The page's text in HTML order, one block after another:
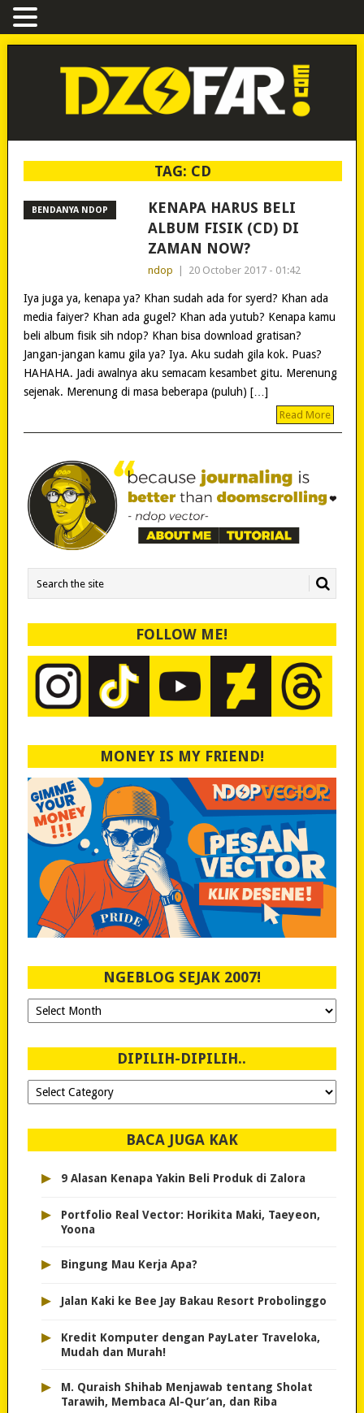
TAG: CD
BENDANYA NDOP
KENAPA HARUS BELI
ALBUM FISIK (CD) DI
ZAMAN NOW?
ndop 20 October 2017 - 01:42
Iya juga ya, kenapa ya? Khan sudah ada for syerd? Khan ada
media faiyer? Khan ada gugel? Khan ada yutub? Kenapa kamu
beli album fisik sih ndop? Khan bisa download gratisan?
Jangan-jangan kamu gila ya? Iya. Aku sudah gila kok. Puas?
HAHAHA. Jadi awalnya aku semacam kesambet gitu. Merenung
sejenak. Merenung di masa beberapa (puluh) […]
Read More
FOLLOW ME!
MONEY IS MY FRIEND!
NGEBLOG SEJAK 2007!
Ngeblog
Sejak
DIPILIH-DIPILIH..
Dipilih-
dipilih..
BACA JUGA KAK
▸ 9 Alasan Kenapa Yakin Beli Produk di Zalora
▸
Portfolio Real Vector: Horikita Maki, Taeyeon,
Yoona
▸ Bingung Mau Kerja Apa?
▸ Jalan Kaki ke Bee Jay Bakau Resort Probolinggo
▸
Kredit Komputer dengan PayLater Traveloka,
Mudah dan Murah!
▸
M. Quraish Shihab Menjawab tentang Sholat
Tarawih, Membaca Al-Qur’an, dan Riba